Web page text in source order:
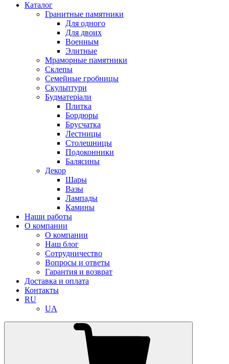
Каталог
Гранитные памятники
Для одного
Для двоих
Военным
Элитные
Мраморные памятники
Склепы
Семейные гробницы
Скульптури
Будматеріали
Плитка
Бордюры
Брусчатка
Лестницы
Столешницы
Подоконники
Балясины
Декор
Шары
Вазы
Лампады
Камины
Наши работы
О компании
О компании
Наш блог
Сотрудничество
Вопросы и ответы
Гарантия и возврат
Доставка и оплата
Контакты
RU
UA